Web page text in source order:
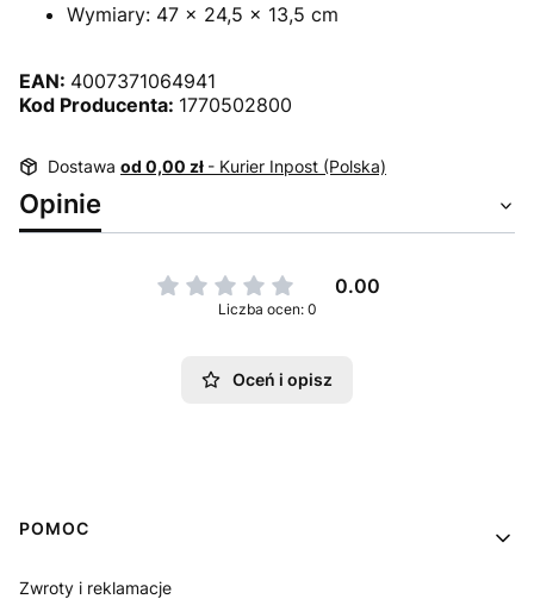
Wymiary: 47 x 24,5 x 13,5 cm
EAN: 4007371064941
Kod Producenta: 1770502800
Dostawa od 0,00 zł - Kurier Inpost (Polska)
Opinie
0.00
Liczba ocen: 0
Oceń i opisz
Linki w stopce
POMOC
Zwroty i reklamacje